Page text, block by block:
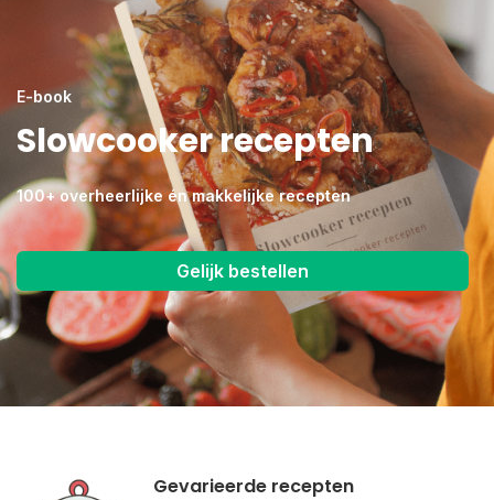
E-book
Slowcooker recepten
100+ overheerlijke én makkelijke recepten
Gelijk bestellen
Gevarieerde recepten